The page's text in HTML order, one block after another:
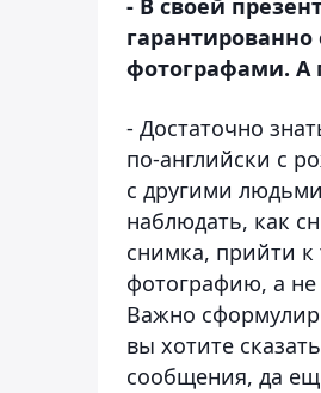
- В своей
фотографами. А
- Достаточно
по-английски с
с другими
наблюдать, как
снимка, прийти к
фотографию, а не
Важно
вы хотите
сообщения, да